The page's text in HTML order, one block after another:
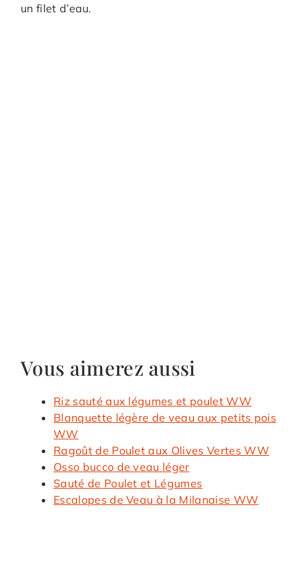
un filet d’eau.
Vous aimerez aussi
Riz sauté aux légumes et poulet WW
Blanquette légère de veau aux petits pois
WW
Ragoût de Poulet aux Olives Vertes WW
Osso bucco de veau léger
Sauté de Poulet et Légumes
Escalopes de Veau à la Milanaise WW